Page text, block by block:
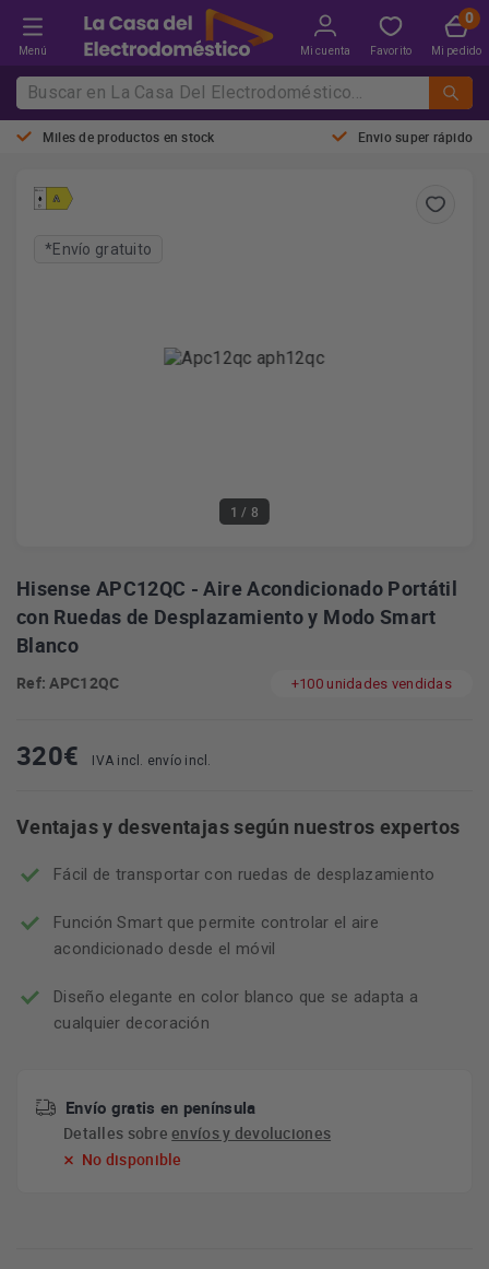
Menú Mi cuenta Favorito Mi pedido
Miles de productos en stock Envio super rápido
1 / 8
*Envío gratuito
Hisense APC12QC - Aire Acondicionado Portátil
con Ruedas de Desplazamiento y Modo Smart
Blanco
Ref: APC12QC +100 unidades vendidas
320€ IVA incl. envío incl.
Ventajas y desventajas según nuestros expertos
Fácil de transportar con ruedas de desplazamiento
Función Smart que permite controlar el aire
acondicionado desde el móvil
Diseño elegante en color blanco que se adapta a
cualquier decoración
Envío gratis en península
Detalles sobreenvíos y devoluciones
No disponible